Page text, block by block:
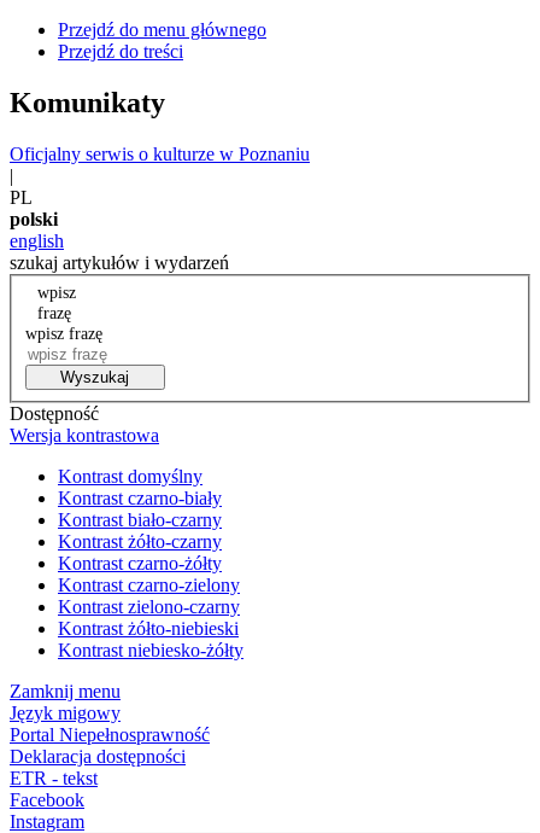
Przejdź do menu głównego
Przejdź do treści
Komunikaty
Oficjalny serwis o kulturze w Poznaniu
|
PL
polski
english
szukaj artykułów i wydarzeń
wpisz
frazę
wpisz frazę
Wyszukaj
Dostępność
Wersja kontrastowa
Kontrast domyślny
Kontrast czarno-biały
Kontrast biało-czarny
Kontrast żółto-czarny
Kontrast czarno-żółty
Kontrast czarno-zielony
Kontrast zielono-czarny
Kontrast żółto-niebieski
Kontrast niebiesko-żółty
Zamknij menu
Język migowy
Portal Niepełnosprawność
Deklaracja dostępności
ETR - tekst
Facebook
Instagram